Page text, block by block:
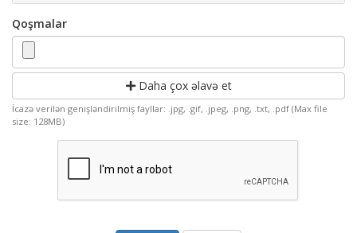
Qoşmalar
Daha çox əlavə et
İcazə verilən genişləndirilmiş fayllar: .jpg, .gif, .jpeg, .png, .txt, .pdf (Max file
size: 128MB)